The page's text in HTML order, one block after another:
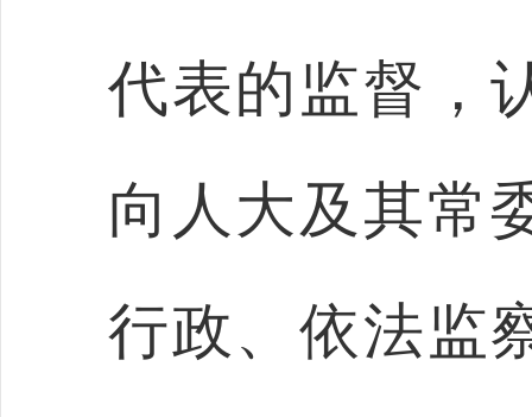
代表的监督，
向人大及其常
行政、依法监